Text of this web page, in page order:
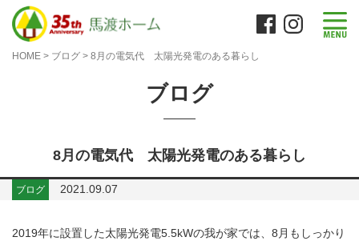
HOME > ブログ > 8月の電気代 太陽光発電のある暮らし
ブログ
8月の電気代 太陽光発電のある暮らし
ブログ 2021.09.07
2019年に設置した太陽光発電5.5kWの我が家では、8月もしっかり